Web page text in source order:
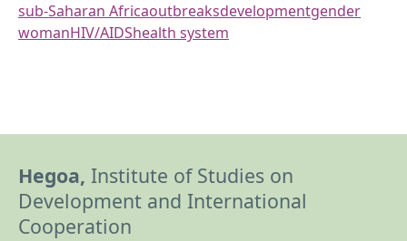
sub-Saharan Africaoutbreaksdevelopmentgender
womanHIV/AIDShealth system
Hegoa, Institute of Studies on
Development and International
Cooperation